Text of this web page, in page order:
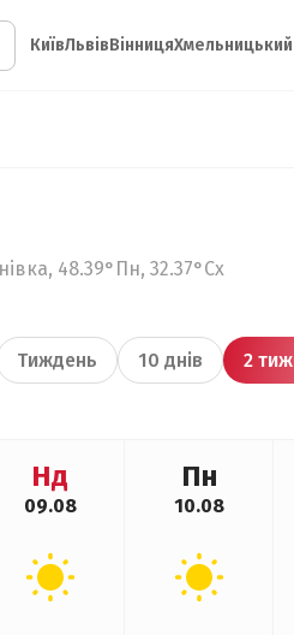
КиївЛьвівВінницяХмельницький
48.39°Пн, 32.37°Сх
Тиждень 10 днів 2
Нд
09.08
Пн
10.08